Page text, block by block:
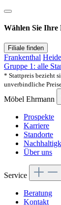
Wählen Sie Ihre
Filiale finden
Frankenthal
Gruppe 1: alle
* Stattpreis bezieht
unverbindliche
Möbel Ehrmann
Prospekte
Karriere
Standorte
Über uns
Service